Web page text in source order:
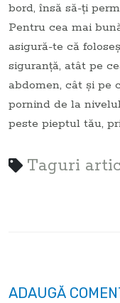
bord, însă să-ţi
Pentru cea mai
asigură-te că
siguranţă, atât pe
abdomen, cât şi pe
pornind de la
peste pieptul tău,
Taguri
ADAUGĂ